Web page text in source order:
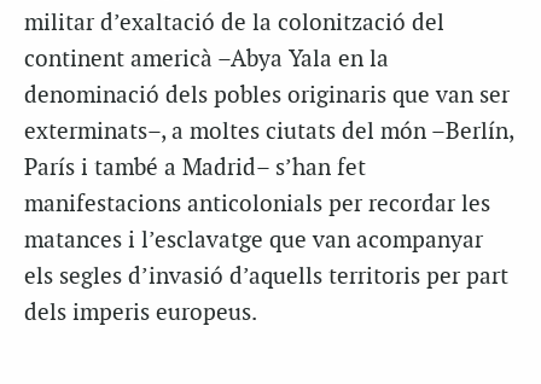
militar d’exaltació de la colonització del
continent americà –Abya Yala en la
denominació dels pobles originaris que van ser
exterminats–, a moltes ciutats del món –Berlín,
París i també a Madrid– s’han fet
manifestacions anticolonials per recordar les
matances i l’esclavatge que van acompanyar
els segles d’invasió d’aquells territoris per part
dels imperis europeus.